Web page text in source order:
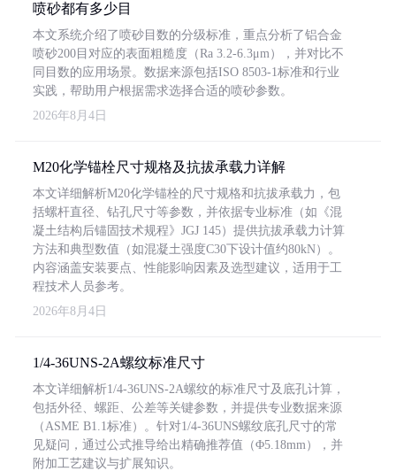
喷砂都有多少目
本文系统介绍了喷砂目数的分级标准，重点分析了铝合金
喷砂200目对应的表面粗糙度（Ra 3.2-6.3μm），并对比不
同目数的应用场景。数据来源包括ISO 8503-1标准和行业
实践，帮助用户根据需求选择合适的喷砂参数。
2026年8月4日
M20化学锚栓尺寸规格及抗拔承载力详解
本文详细解析M20化学锚栓的尺寸规格和抗拔承载力，包
括螺杆直径、钻孔尺寸等参数，并依据专业标准（如《混
凝土结构后锚固技术规程》JGJ 145）提供抗拔承载力计算
方法和典型数值（如混凝土强度C30下设计值约80kN）。
内容涵盖安装要点、性能影响因素及选型建议，适用于工
程技术人员参考。
2026年8月4日
1/4-36UNS-2A螺纹标准尺寸
本文详细解析1/4-36UNS-2A螺纹的标准尺寸及底孔计算，
包括外径、螺距、公差等关键参数，并提供专业数据来源
（ASME B1.1标准）。针对1/4-36UNS螺纹底孔尺寸的常
见疑问，通过公式推导给出精确推荐值（Φ5.18mm），并
附加工艺建议与扩展知识。